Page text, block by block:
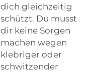
dich gleichzeitig
schützt. Du musst
dir keine Sorgen
machen wegen
klebriger oder
schwitzender